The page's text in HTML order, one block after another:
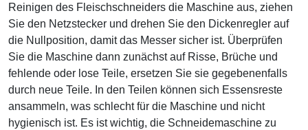
Reinigen des Fleischschneiders die Maschine aus, ziehen
Sie den Netzstecker und drehen Sie den Dickenregler auf
die Nullposition, damit das Messer sicher ist. Überprüfen
Sie die Maschine dann zunächst auf Risse, Brüche und
fehlende oder lose Teile, ersetzen Sie sie gegebenenfalls
durch neue Teile. In den Teilen können sich Essensreste
ansammeln, was schlecht für die Maschine und nicht
hygienisch ist. Es ist wichtig, die Schneidemaschine zu